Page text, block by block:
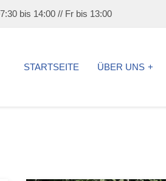
bis 14:00 // Fr bis 13:00
STARTSEITE ÜBER UNS